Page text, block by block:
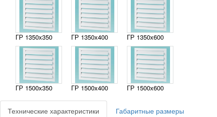
ГР 1350х350
ГР 1500х350
ГР 1350х400
ГР 1500x400
ГР 1350х600
ГР 1500х600
Технические характеристики Габаритные размеры